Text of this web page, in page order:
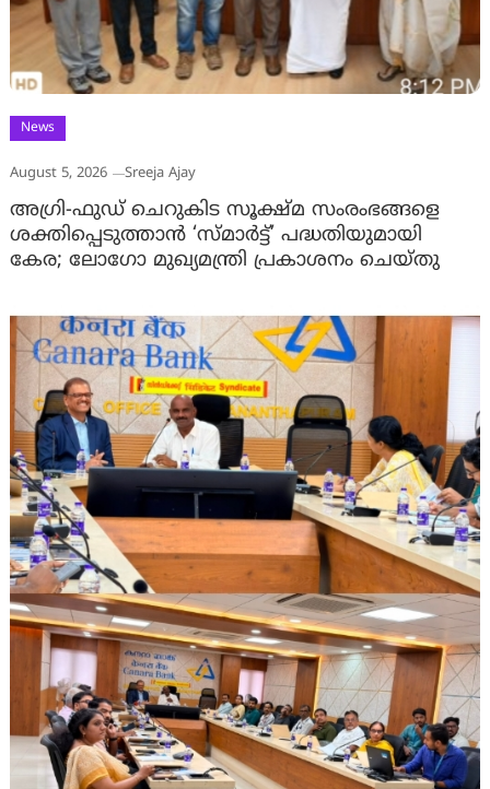
News
August 5, 2026 Sreeja Ajay
അഗ്രി-ഫുഡ് ചെറുകിട സൂക്ഷ്മ സംരംഭങ്ങളെ
ശക്തിപ്പെടുത്താന്‍ ‘സ്മാര്‍ട്ട്’ പദ്ധതിയുമായി
കേര; ലോഗോ മുഖ്യമന്ത്രി പ്രകാശനം ചെയ്തു